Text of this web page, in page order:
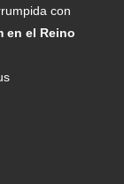
con
en el Reino